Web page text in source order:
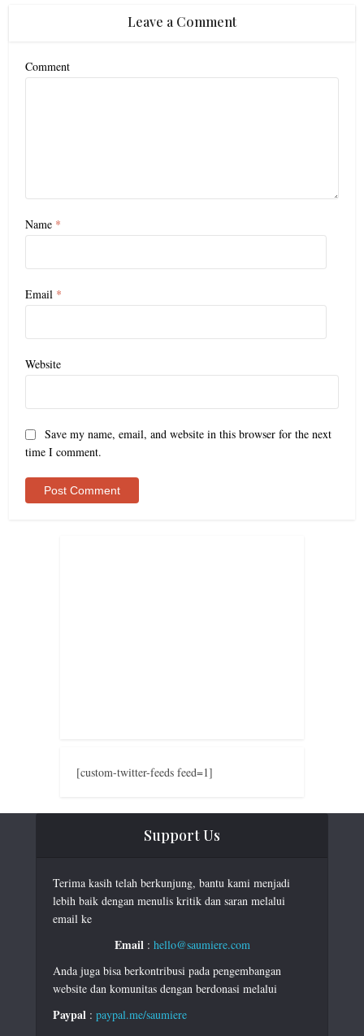
Leave a Comment
Comment
Name *
Email *
Website
Save my name, email, and website in this browser for the next
time I comment.
[custom-twitter-feeds feed=1]
Support Us
Terima kasih telah berkunjung, bantu kami menjadi
lebih baik dengan menulis kritik dan saran melalui
email ke
Email: hello@saumiere.com
Anda juga bisa berkontribusi pada pengembangan
website dan komunitas dengan berdonasi melalui
Paypal : paypal.me/saumiere